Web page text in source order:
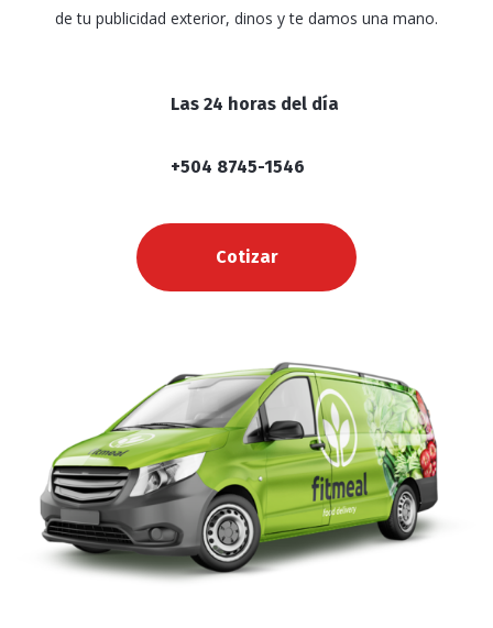
de tu publicidad exterior, dinos y te damos una mano.
Las 24 horas del día
+504 8745-1546
Cotizar